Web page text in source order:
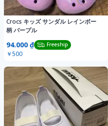
Crocs キッズ サンダル レインボー
柄 パープル
94.000 ₫ Freeship
￥500